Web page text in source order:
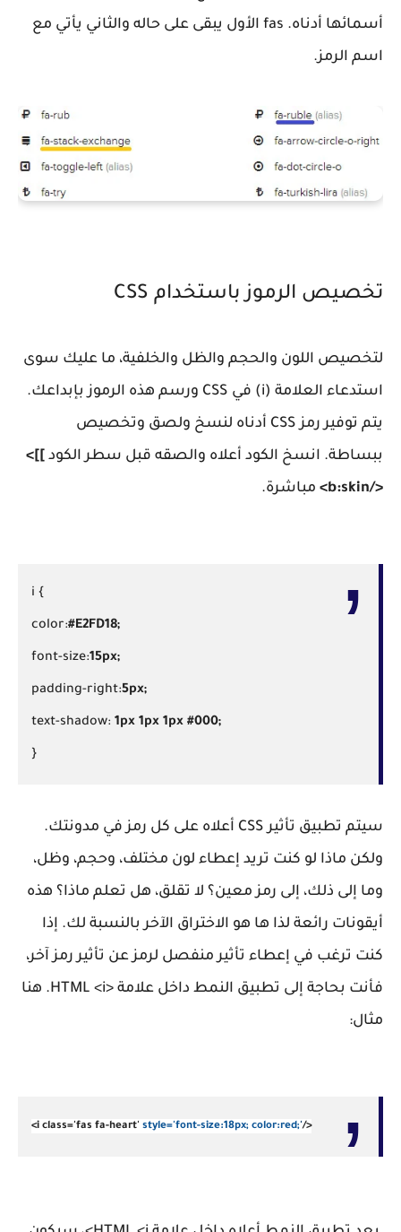
أسمائها أدناه. fas الأول يبقى على حاله والثاني يأتي مع
اسم الرمز.
تخصيص الرموز باستخدام CSS
لتخصيص اللون والحجم والظل والخلفية، ما عليك سوى
استدعاء العلامة (i) في CSS ورسم هذه الرموز بإبداعك.
يتم توفير رمز CSS أدناه لنسخ ولصق وتخصيص
ببساطة. انسخ الكود أعلاه والصقه قبل سطر الكود ]]>
</b:skin>
مباشرة.
i {
color:#E2FD18;
font-size:15px;
padding-right:5px;
text-shadow: 1px 1px 1px #000;
}
سيتم تطبيق تأثير CSS أعلاه على كل رمز في مدونتك.
ولكن ماذا لو كنت تريد إعطاء لون مختلف، وحجم، وظل،
وما إلى ذلك، إلى رمز معين؟ لا تقلق، هل تعلم ماذا؟ هذه
أيقونات رائعة لذا ها هو الاختراق الآخر بالنسبة لك. إذا
كنت ترغب في إعطاء تأثير منفصل لرمز عن تأثير رمز آخر،
فأنت بحاجة إلى تطبيق النمط داخل علامة <HTML <i. هنا
مثال:
<i class='fas fa-heart' style='font-size:18px; color:red;'/>